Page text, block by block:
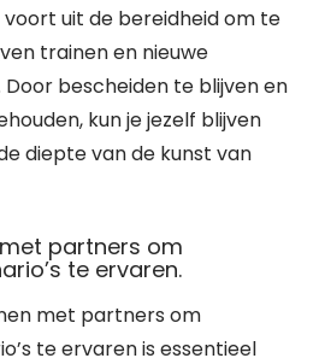
uit de bereidheid om te
trainen en nieuwe
bescheiden te blijven en
kun je jezelf blijven
diepte van de kunst van
partners om
te ervaren.
met partners om
te ervaren is essentieel